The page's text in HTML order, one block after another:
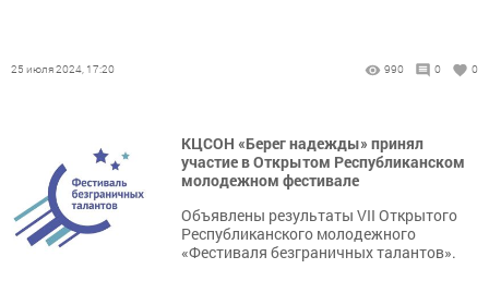
25 июля 2024, 17:20 990 0 0
КЦСОН «Берег надежды» принял
участие в Открытом Республиканском
молодежном фестивале
Объявлены результаты VII Открытого
Республиканского молодежного
«Фестиваля безграничных талантов».